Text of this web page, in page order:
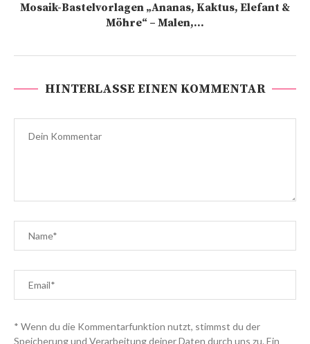
Mosaik-Bastelvorlagen „Ananas, Kaktus, Elefant &
Möhre“ – Malen,...
HINTERLASSE EINEN KOMMENTAR
* Wenn du die Kommentarfunktion nutzt, stimmst du der
Speicherung und Verarbeitung deiner Daten durch uns zu. Ein